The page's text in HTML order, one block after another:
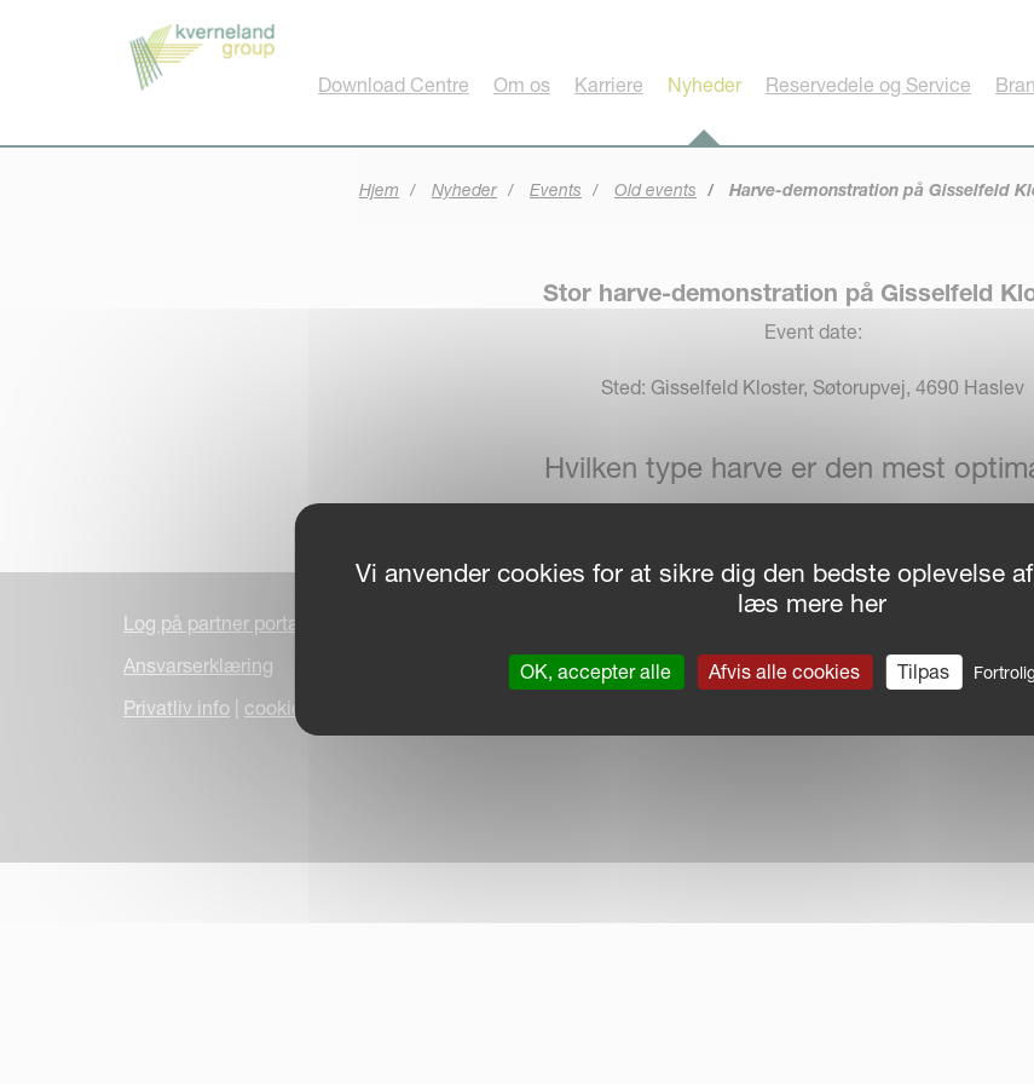
Download Centre Om os Karriere Nyheder Reservedele og Service
Hjem Nyheder Events Old events Harve-demonstration på Gisselfeld
Stor harve-demonstration på Gisselfeld
Event date:
Sted: Gisselfeld Kloster, Søtorupvej, 4690 Haslev
Hvilken type harve er den mest
Log på partner portalen
Ansvarserklæring
Privatliv info
cookiepolitik
Vi anvender cookies for at sikre dig den bedste oplevelse
læs mere her
OK, accepter alle Afvis alle cookies Tilpas